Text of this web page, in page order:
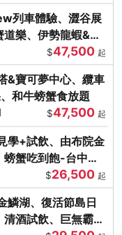
列車體驗、澀谷展
樂、伊勢龍蝦&海
$47,500 起
&寶可夢中心、纜車
和牛螃蟹食放題
$47,500 起
學+試飲、由布院金
蟹吃到飽-台中出
$26,500 起
鱗湖、復活節島日
酒試飲、巨無霸熊